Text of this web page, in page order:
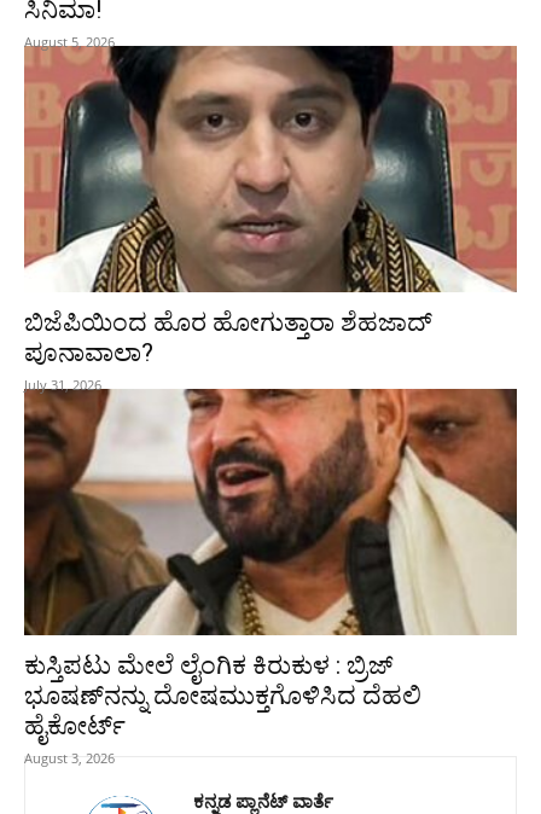
ಸಿನಿಮಾ!
August 5, 2026
ಬಿಜೆಪಿಯಿಂದ ಹೊರ ಹೋಗುತ್ತಾರಾ ಶೆಹಜಾದ್
ಪೂನಾವಾಲಾ?
July 31, 2026
ಕುಸ್ತಿಪಟು ಮೇಲೆ ಲೈಂಗಿಕ ಕಿರುಕುಳ : ಬ್ರಿಜ್‌
ಭೂಷಣ್‌ನನ್ನು ದೋಷಮುಕ್ತಗೊಳಿಸಿದ ದೆಹಲಿ
ಹೈಕೋರ್ಟ್‌
August 3, 2026
ಕನ್ನಡ ಪ್ಲಾನೆಟ್ ವಾರ್ತೆ